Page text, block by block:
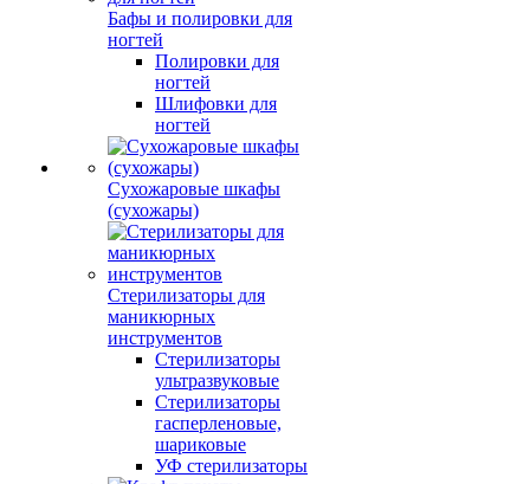
Бафы и полировки для
ногтей
Полировки для
ногтей
Шлифовки для
ногтей
Сухожаровые шкафы
(сухожары)
Стерилизаторы для
маникюрных
инструментов
Стерилизаторы
ультразвуковые
Стерилизаторы
гасперленовые,
шариковые
УФ стерилизаторы